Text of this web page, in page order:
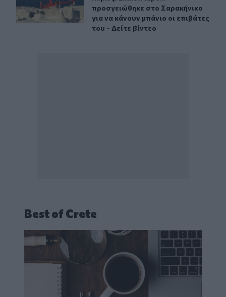
προσγειώθηκε στο Σαρακήνικο
για να κάνουν μπάνιο οι επιβάτες
του - Δείτε βίντεο
Best of Crete